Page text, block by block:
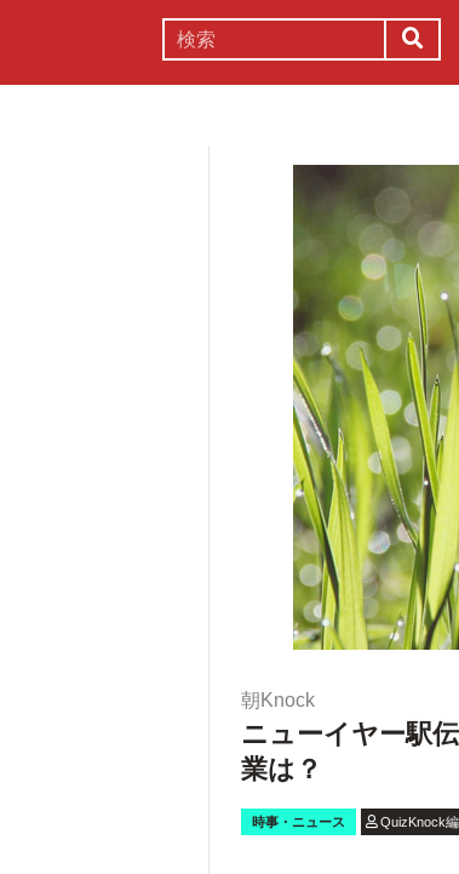
朝Knock
ニューイヤー駅
業は？
時事・ニュース QuizKnock